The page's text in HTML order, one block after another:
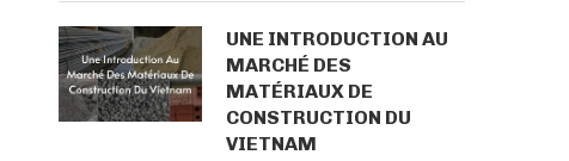
UNE INTRODUCTION AU
MARCHÉ DES
MATÉRIAUX DE
CONSTRUCTION DU
VIETNAM